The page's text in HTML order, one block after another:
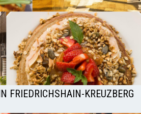
FRIEDRICHSHAIN-KREUZBERG